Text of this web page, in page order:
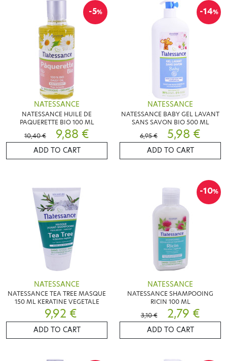
-5%
NATESSANCE
NATESSANCE HUILE DE
PAQUERETTE BIO 100 ML
10,40 €
9,88 €
ADD TO CART
-14%
NATESSANCE
NATESSANCE BABY GEL LAVANT
SANS SAVON BIO 500 ML
6,95 €
5,98 €
ADD TO CART
NATESSANCE
NATESSANCE TEA TREE MASQUE
150 ML KERATINE VEGETALE
9,92 €
ADD TO CART
-10%
NATESSANCE
NATESSANCE SHAMPOOING
RICIN 100 ML
3,10 €
2,79 €
ADD TO CART